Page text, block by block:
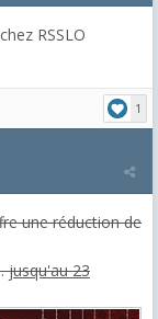
RSSLO
1
une réduction de
jusqu'au 23